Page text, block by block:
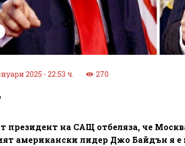
2025 - 22:53 ч. 270
президент на САЩ отбеляза, че
американски лидер Джо Байдън я